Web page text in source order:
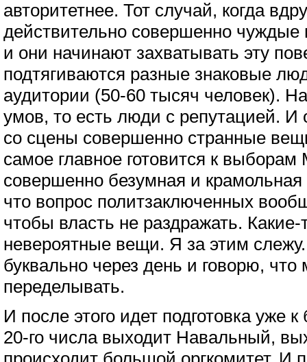
авторитетнее. Тот случай, когда
действительно совершенно
и они начинают захватывать эту
подтягиваются разные знаковые
аудитории (50-60 тысяч человек).
умов, то есть люди с репутацией. И
со сцены совершенно странные
самое главное готовится к
совершенно безумная и
что вопрос политзаключенных
чтобы власть не раздражать.
невероятные вещи. Я за этим
буквально через день и говорю,
переделывать.
И после этого идет подготовка уже
20-го числа выходит Навальный,